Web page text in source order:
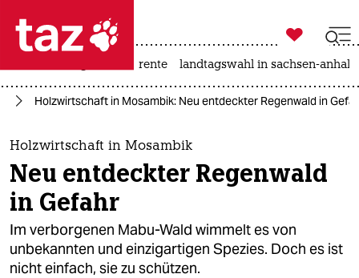
 taz zahl ich
taz zahl ich
themen
politik
öko
gesellschaft

taz zahl ich
rente landtagswahl in sachsen-anhalt
Holzwirtschaft in Mosambik: Neu entdeckter Regenwald in
Holzwirtschaft in Mosambik
Neu entdeckter Regenwald
in Gefahr
Im verborgenen Mabu-Wald wimmelt es von
unbekannten und einzigartigen Spezies. Doch es ist
nicht einfach, sie zu schützen.